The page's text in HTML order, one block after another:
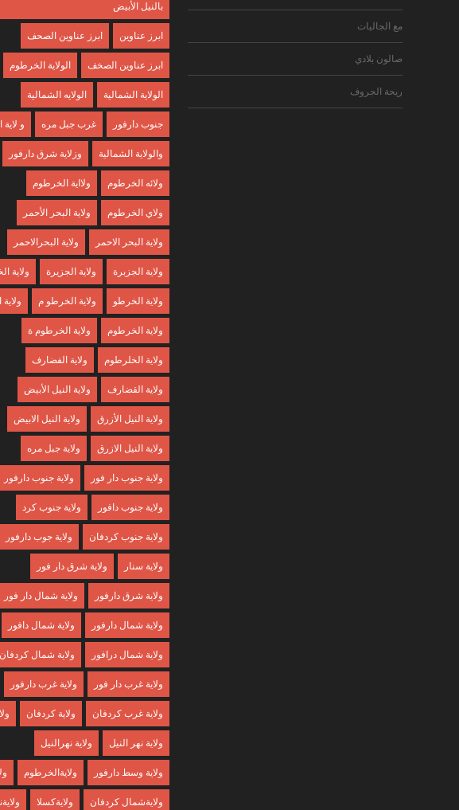
مع الجاليات
صالون بلادي
ريحة الجروف
بالنيل الأبيض
ابرز عناوين ابرز عناوين الصحف
ابرز عناوين الصخف الولاية الخرطوم
الولاية الشمالية الولايه الشمالية
جنوب دارفور غرب جبل مره و
والولاية الشمالية وزلاية شرق دارفور
ولائه الخرطوم ولااية الخرطوم
ولاي الخرطوم ولاية البحر الأحمر
ولاية البحر الاحمر ولاية البحرالاحمر
ولاية الجزبرة ولاية الجزيرة ولاية
ولاية الخرطو ولاية الخرطو م
ولاية الخرطوم ولاية الخرطوم ة
ولاية الخلرطوم ولاية الفضارف
ولاية القضارف ولاية النيل الأبيض
ولاية النيل الأزرق ولاية النيل الابيض
ولاية النيل الازرق ولاية جبل مره
ولاية جنوب دار فور ولاية جنوب دارفور
ولاية جنوب دافور ولاية جنوب كرد
ولاية جنوب كردفان ولاية جوب دارفور
ولاية سنار ولاية شرق دار فور
ولاية شرق دارفور ولاية شمال دار فور
ولاية شمال دارفور ولاية شمال دافور
ولاية شمال درافور ولاية شمال كردفان
ولاية غرب دار فور ولاية غرب دارفور
ولاية غرب كردفان ولاية كردفان
ولاية نهر النيل ولاية نهرالنيل
ولاية وسط دارفور ولايةالخرطوم
ولايةشمال كردفان ولايةكسلا